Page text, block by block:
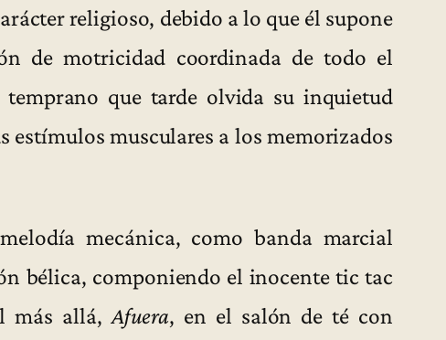
religioso, debido a lo que él supone
de motricidad coordinada de todo el
que tarde olvida su inquietud
estímulos musculares a los memorizados
mecánica, como banda marcial
bélica, componiendo el inocente tic tac
más allá, Afuera, en el salón de té con